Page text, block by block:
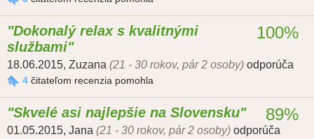
Dokonalý relax s kvalitnými
službami
18.06.2015, Zuzana (21 - 30 rokov, pár 2 osoby) odporúča
4 čitateľom recenzia pomohla
100%
Skvelé asi najlepšie na Slovensku
01.05.2015, Jana (21 - 30 rokov, pár 2 osoby) odporúča
89%